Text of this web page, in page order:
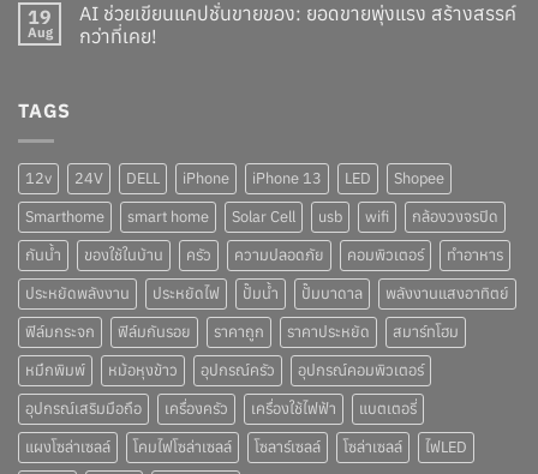
19
Aug
AI ช่วยเขียนแคปชั่นขายของ: ยอดขายพุ่งแรง สร้างสรรค์
กว่าที่เคย!
TAGS
12v 24V DELL iPhone iPhone 13 LED
Shopee
Smarthome
smart home Solar Cell usb wifi
กล้องวงจรปิด
กันน้ำ
ของใช้ในบ้าน ครัว ความปลอดภัย คอมพิวเตอร์
ทำอาหาร
ประหยัดพลังงาน
ประหยัดไฟ ปั๊มน้ำ ปั๊มบาดาล
พลังงานแสงอาทิตย์
ฟิล์มกระจก
ฟิล์มกันรอย ราคาถูก ราคาประหยัด
สมาร์ทโฮม
หมึกพิมพ์
หม้อหุงข้าว อุปกรณ์ครัว
อุปกรณ์คอมพิวเตอร์
อุปกรณ์เสริมมือถือ
เครื่องครัว เครื่องใช้ไฟฟ้า
แบตเตอรี่
แผงโซล่าเซลล์
โคมไฟโซล่าเซลล์ โซลาร์เซลล์ โซล่าเซลล์ ไฟLED